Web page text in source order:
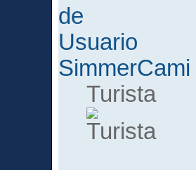
SimmerCami
Turista